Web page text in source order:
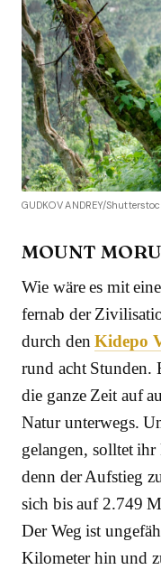
GUDKOV ANDREY/
MOUNT
Wie wäre es mit
fernab der
durch denKidepo
rund acht Stunden.
die ganze Zeit auf
Natur unterwegs.
gelangen, solltet
denn der Aufstieg
sich bis auf 2.749
Der Weg ist
Kilometer hin und